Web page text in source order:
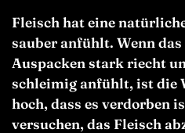
Fleisch hat eine
sauber anfühlt. Wenn
Auspacken stark riecht
schleimig anfühlt, ist die
hoch, dass es verdorben
versuchen, das Fleisch